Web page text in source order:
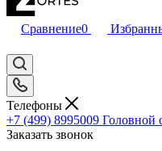
Сравнение0
Телефоны
+7 (499) 8995009 Головной
Заказать звонок